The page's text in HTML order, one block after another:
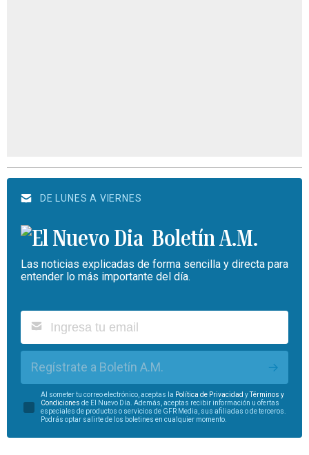
DE LUNES A VIERNES
Boletín A.M.
Las noticias explicadas de forma sencilla y directa para
entender lo más importante del día.
Regístrate a Boletín A.M.
Al someter tu correo electrónico, aceptas la Política de Privacidad yTérminos y
Condiciones de El Nuevo Día. Además, aceptas recibir información u ofertas
especiales de productos o servicios de GFR Media, sus afiliadas o de terceros.
Podrás optar salirte de los boletines en cualquier momento.